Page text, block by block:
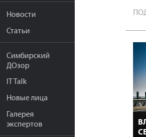
Новости
Статьи
Симбирский
ДОзор
IT Talk
Новые лица
Галерея
экспертов